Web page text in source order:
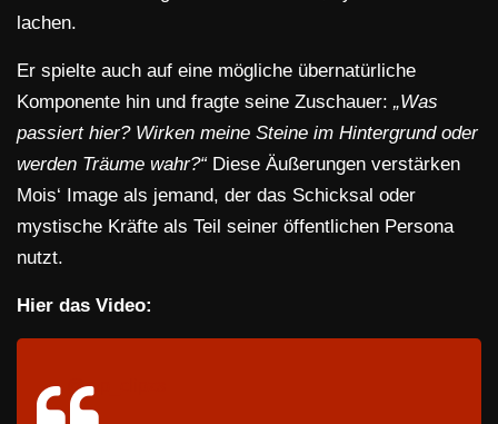
lachen.
Er spielte auch auf eine mögliche übernatürliche
Komponente hin und fragte seine Zuschauer: „Was
passiert hier? Wirken meine Steine im Hintergrund oder
werden Träume wahr?“ Diese Äußerungen verstärken
Mois‘ Image als jemand, der das Schicksal oder
mystische Kräfte als Teil seiner öffentlichen Persona
nutzt.
Hier das Video:
@rap_clipzs